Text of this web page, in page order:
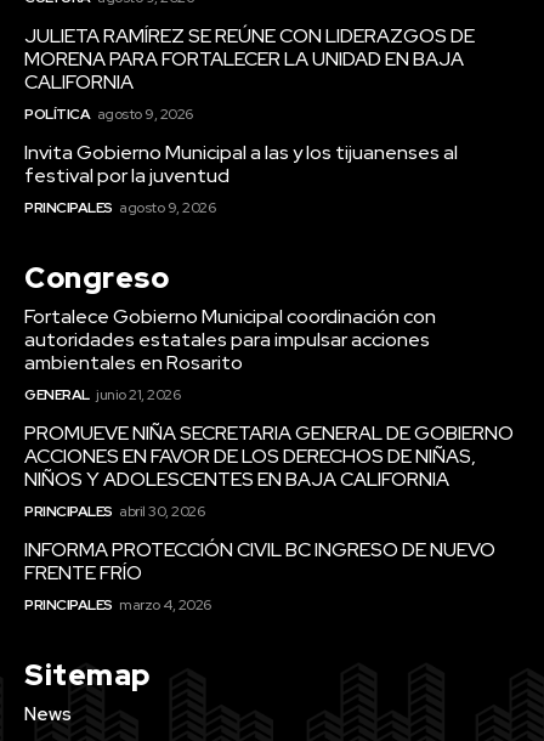
JULIETA RAMÍREZ SE REÚNE CON LIDERAZGOS DE
MORENA PARA FORTALECER LA UNIDAD EN BAJA
CALIFORNIA
POLÍTICA agosto 9, 2026
Invita Gobierno Municipal a las y los tijuanenses al
festival por la juventud
PRINCIPALES agosto 9, 2026
Congreso
Fortalece Gobierno Municipal coordinación con
autoridades estatales para impulsar acciones
ambientales en Rosarito
GENERAL junio 21, 2026
PROMUEVE NIÑA SECRETARIA GENERAL DE GOBIERNO
ACCIONES EN FAVOR DE LOS DERECHOS DE NIÑAS,
NIÑOS Y ADOLESCENTES EN BAJA CALIFORNIA
PRINCIPALES abril 30, 2026
INFORMA PROTECCIÓN CIVIL BC INGRESO DE NUEVO
FRENTE FRÍO
PRINCIPALES marzo 4, 2026
Sitemap
News